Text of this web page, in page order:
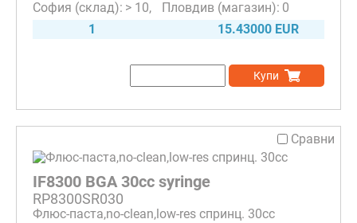
> 10
0
1
15.43000 EUR
Купи
Сравни
IF8300 BGA 30cc syringe
RP8300SR030
Флюс-паста,no-clean,low-res спринц. 30cc